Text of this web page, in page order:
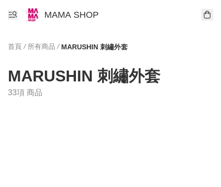
MAMA SHOP
首頁 / 所有商品 / MARUSHIN 刺繡外套
MARUSHIN 刺繡外套
33項 商品